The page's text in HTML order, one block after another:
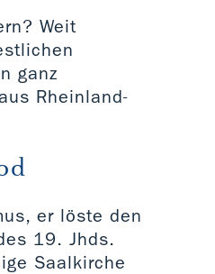
Weit
ganz
Rheinland-
er löste den
19. Jhds.
Saalkirche